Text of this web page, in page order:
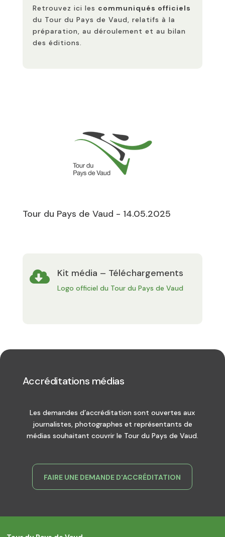
Retrouvez ici les communiqués officiels
du Tour du Pays de Vaud, relatifs à la
préparation, au déroulement et au bilan
des éditions.
Tour du Pays de Vaud - 14.05.2025
 Kit média – Téléchargements
Logo officiel du Tour du Pays de Vaud
Accréditations médias
Les demandes d’accréditation sont ouvertes aux
journalistes, photographes et représentants de
médias souhaitant couvrir le Tour du Pays de Vaud.
FAIRE UNE DEMANDE D'ACCRÉDITATION